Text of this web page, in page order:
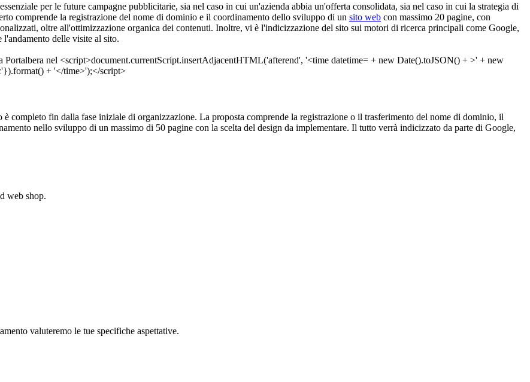
per le future campagne pubblicitarie, sia nel caso in cui un'azienda abbia un'offerta consolidata, sia nel caso in cui la strategia di
comprende la registrazione del nome di dominio e il coordinamento dello sviluppo di un sito web con massimo 20 pagine, con
oltre all'ottimizzazione organica dei contenuti. Inoltre, vi è l'indicizzazione del sito sui motori di ricerca principali come Google,
delle visite al sito.
completo fin dalla fase iniziale di organizzazione. La proposta comprende la registrazione o il trasferimento del nome di dominio, il
nello sviluppo di un massimo di 50 pagine con la scelta del design da implementare. Il tutto verrà indicizzato da parte di Google,
web shop.
valuteremo le tue specifiche aspettative.